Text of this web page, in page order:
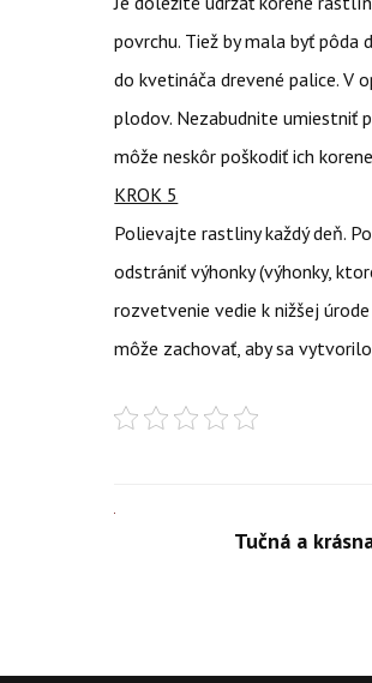
povrchu. Tiež by mala byť
do kvetináča drevené palice. V
plodov. Nezabudnite umiestniť
môže neskôr poškodiť ich
KROK 5
Polievajte rastliny každý deň.
odstrániť výhonky (výhonky,
rozvetvenie vedie k nižšej
môže zachovať, aby sa
Tučná a